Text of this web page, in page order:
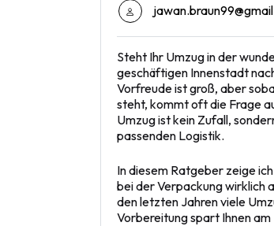
Steht Ihr Umzug in der
geschäftigen Innenstadt
Vorfreude ist groß, aber
steht, kommt oft die Frage
Umzug ist kein Zufall,
passenden Logistik.
In diesem Ratgeber zeige
bei der Verpackung wirklich
den letzten Jahren viele
Vorbereitung spart Ihnen